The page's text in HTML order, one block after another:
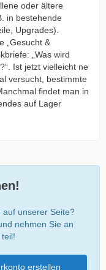
oder ältere
in bestehende
Upgrades).
„Gesucht &
„Was wird
Ist jetzt vielleicht ne
versucht, bestimmte
findet man in
auf Lager
auf unserer Seite?
nehmen Sie an
erstellen